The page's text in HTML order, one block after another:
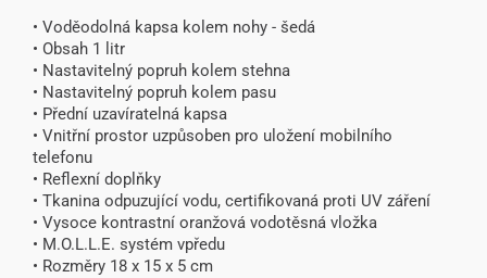
• Voděodolná kapsa kolem nohy - šedá
• Obsah 1 litr
• Nastavitelný popruh kolem stehna
• Nastavitelný popruh kolem pasu
• Přední uzavíratelná kapsa
• Vnitřní prostor uzpůsoben pro uložení mobilního
telefonu
• Reflexní doplňky
• Tkanina odpuzující vodu, certifikovaná proti UV záření
• Vysoce kontrastní oranžová vodotěsná vložka
• M.O.L.L.E. systém vpředu
• Rozměry 18 x 15 x 5 cm